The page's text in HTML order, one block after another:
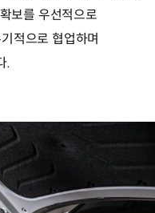
보를 우선적으로
적으로 협업하며
.